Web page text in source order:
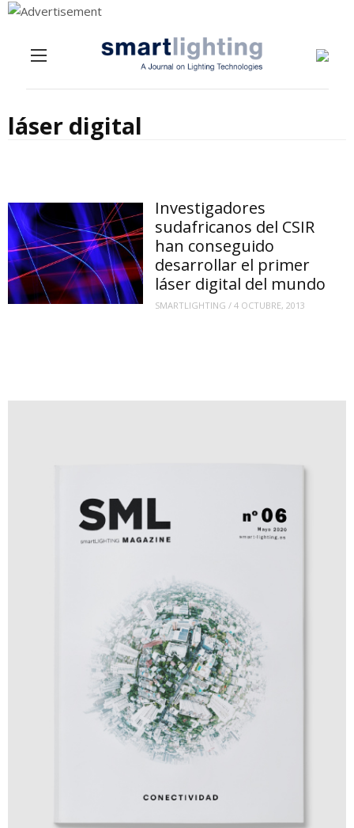
láser digital
Investigadores
sudafricanos del CSIR
han conseguido
desarrollar el primer
láser digital del mundo
SMARTLIGHTING /4 OCTUBRE, 2013